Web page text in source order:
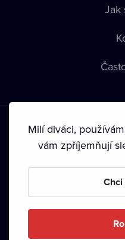
Jak
Podmínky používání •
•
Milí diváci,
vám zpříjemňují